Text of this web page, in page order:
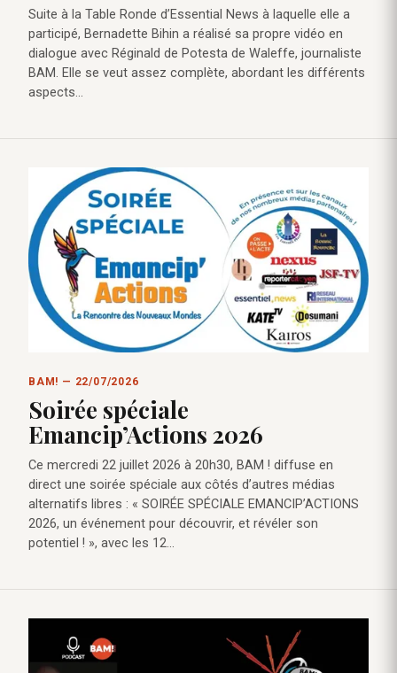
Suite à la Table Ronde d’Essential News à laquelle elle a
participé, Bernadette Bihin a réalisé sa propre vidéo en
dialogue avec Réginald de Potesta de Waleffe, journaliste
BAM. Elle se veut assez complète, abordant les différents
aspects…
BAM! — 22/07/2026
Soirée spéciale
Emancip’Actions 2026
Ce mercredi 22 juillet 2026 à 20h30, BAM ! diffuse en
direct une soirée spéciale aux côtés d’autres médias
alternatifs libres : « SOIRÉE SPÉCIALE EMANCIP’ACTIONS
2026, un événement pour découvrir, et révéler son
potentiel ! », avec les 12…